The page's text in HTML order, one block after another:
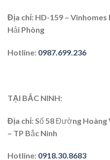
Địa chỉ: HD-159 – Vinhomes
Hải Phòng
Hotline: 0987.699.236
TẠI BẮC NINH:
Địa chỉ: Số 58 Đường Hoàng
– TP Bắc Ninh
Hotline: 0918.30.8683